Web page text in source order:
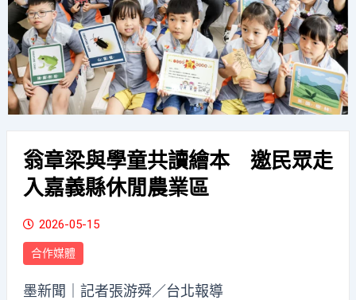
翁章梁與學童共讀繪本 邀民眾走
入嘉義縣休閒農業區
2026-05-15
合作媒體
墨新聞 ｜記者張游舜／台北報導